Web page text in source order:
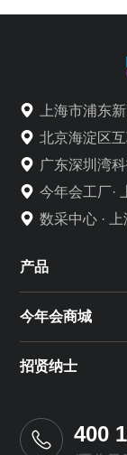
上海市浦东
北京海淀区
广东深圳湾
今年会工厂·
数采中心 ·
产品
今年会商城
招贤纳士
400